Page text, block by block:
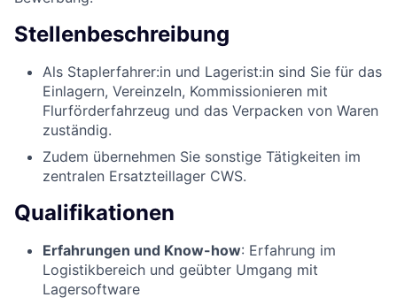
Stellenbeschreibung
Als Staplerfahrer:in und Lagerist:in sind Sie für das
Einlagern, Vereinzeln, Kommissionieren mit
Flurförderfahrzeug und das Verpacken von Waren
zuständig.
Zudem übernehmen Sie sonstige Tätigkeiten im
zentralen Ersatzteillager CWS.
Qualifikationen
Erfahrungen und Know-how: Erfahrung im
Logistikbereich und geübter Umgang mit
Lagersoftware